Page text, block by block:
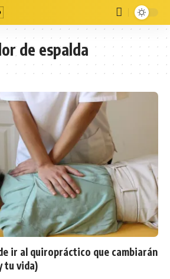
de espalda
ir al quiropráctico que cambiarán
tu vida)